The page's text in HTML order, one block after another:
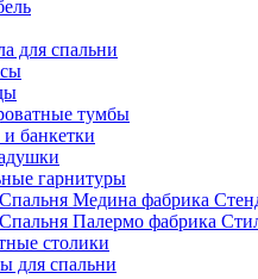
для спальни
тумбы
банкетки
гарнитуры
Спальня Медина фабрика
Спальня Палермо фабрика
столики
для спальни